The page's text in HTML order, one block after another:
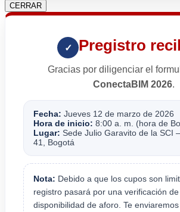
CERRAR
✓ Pregistro
Gracias por diligenciar el
ConectaBIM 2026.
Fecha: Jueves 12 de marzo de 2026
Hora de inicio: 8:00 a. m. (hora de
Lugar: Sede Julio Garavito de la SCI
41, Bogotá
Nota: Debido a que los cupos son
registro pasará por una verificación
disponibilidad de aforo. Te enviaremos